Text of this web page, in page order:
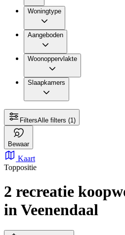
Woningtype
Aangeboden
Woonoppervlakte
Slaapkamers
FiltersAlle filters (1)
Bewaar
Kaart
Toppositie
2 recreatie
in Veenendaal